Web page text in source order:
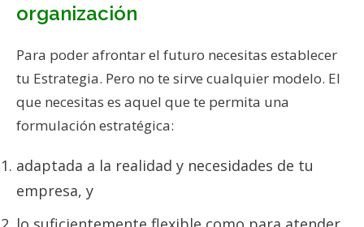
organización
Para poder afrontar el futuro necesitas establecer
tu Estrategia. Pero no te sirve cualquier modelo. El
que necesitas es aquel que te permita una
formulación estratégica:
adaptada a la realidad y necesidades de tu
empresa, y